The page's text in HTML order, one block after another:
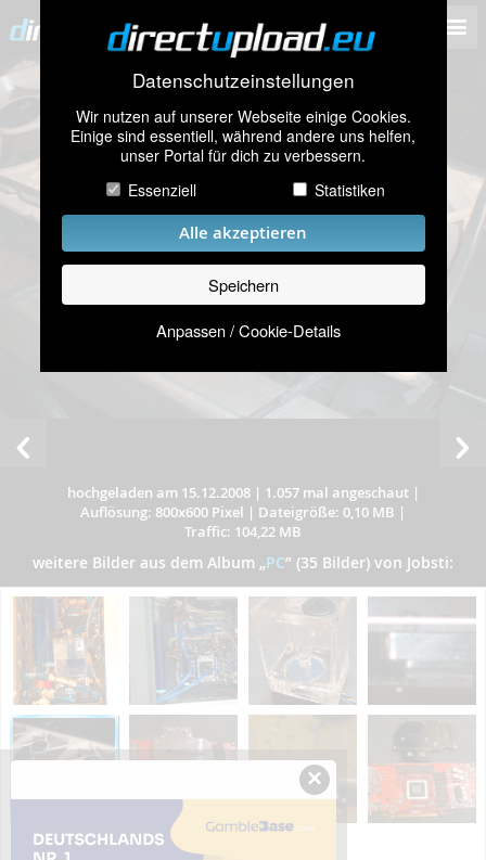
Datenschutzeinstellungen
Wir nutzen auf unserer Webseite einige Cookies.
Einige sind essentiell, während andere uns helfen,
unser Portal für dich zu verbessern.
Essenziell
Statistiken
Alle akzeptieren
Speichern
Anpassen / Cookie-Details
hochgeladen am 15.12.2008| 1.057 mal angeschaut|
Auflösung: 800x600 Pixel | Dateigröße: 0,10 MB |
Traffic: 104,22 MB
weitere Bilder aus dem Album „PC” (35 Bilder) von Jobsti:
×